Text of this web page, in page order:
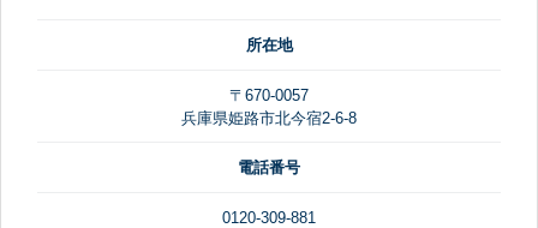
所在地
〒670-0057
兵庫県姫路市北今宿2-6-8
電話番号
0120-309-881